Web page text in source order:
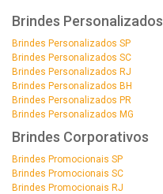
Brindes Personalizados
Brindes Personalizados SP
Brindes Personalizados SC
Brindes Personalizados RJ
Brindes Personalizados BH
Brindes Personalizados PR
Brindes Personalizados MG
Brindes Corporativos
Brindes Promocionais SP
Brindes Promocionais SC
Brindes Promocionais RJ